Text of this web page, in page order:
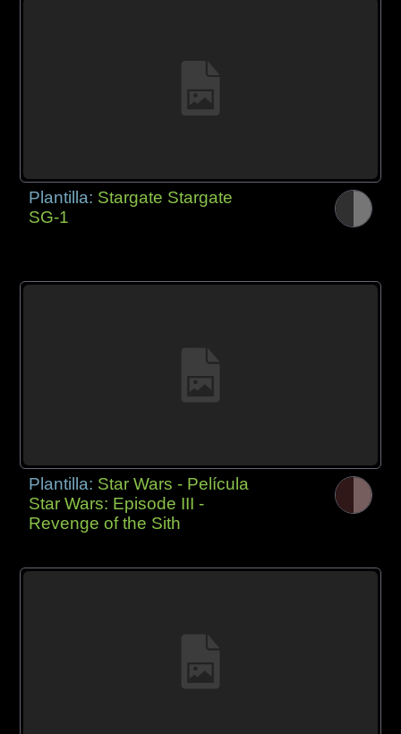
Plantilla: Stargate Stargate
SG-1
Plantilla: Star Wars - Película
Star Wars: Episode III -
Revenge of the Sith